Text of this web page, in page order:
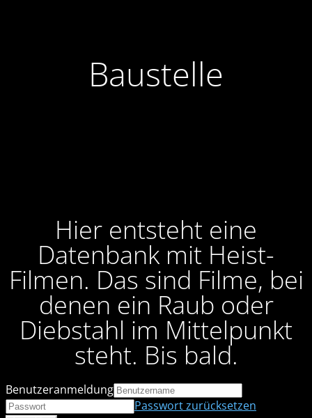
Baustelle
Hier entsteht eine
Datenbank mit Heist-
Filmen. Das sind Filme, bei
denen ein Raub oder
Diebstahl im Mittelpunkt
steht. Bis bald.
Benutzeranmeldung
Passwort zurücksetzen